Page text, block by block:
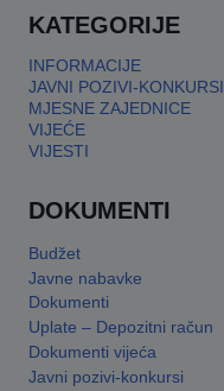
KATEGORIJE
INFORMACIJE
JAVNI POZIVI-KONKURSI
MJESNE ZAJEDNICE
VIJEĆE
VIJESTI
DOKUMENTI
Budžet
Javne nabavke
Dokumenti
Uplate – Depozitni račun
Dokumenti vijeća
Javni pozivi-konkursi